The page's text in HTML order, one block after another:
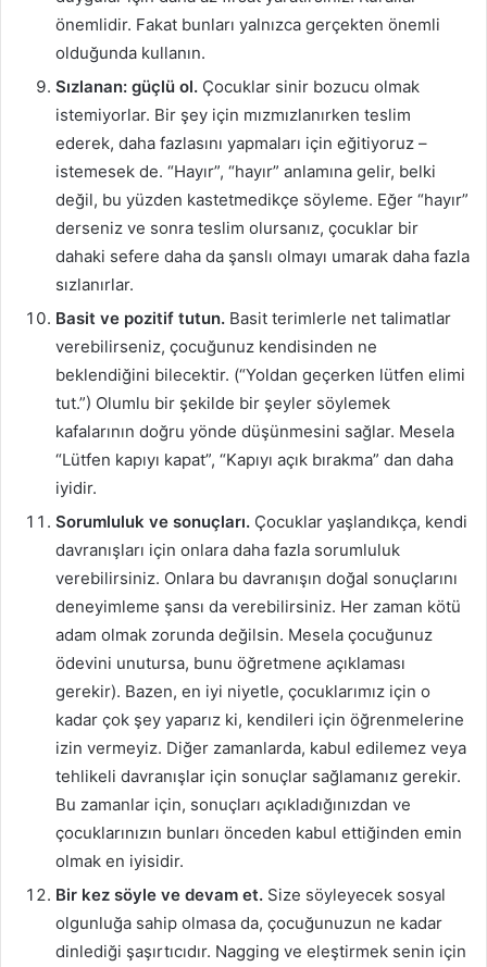
önemlidir. Fakat bunları yalnızca gerçekten önemli
olduğunda kullanın.
Sızlanan: güçlü ol. Çocuklar sinir bozucu olmak
istemiyorlar. Bir şey için mızmızlanırken teslim
ederek, daha fazlasını yapmaları için eğitiyoruz –
istemesek de. “Hayır”, “hayır” anlamına gelir, belki
değil, bu yüzden kastetmedikçe söyleme. Eğer “hayır”
derseniz ve sonra teslim olursanız, çocuklar bir
dahaki sefere daha da şanslı olmayı umarak daha fazla
sızlanırlar.
Basit ve pozitif tutun. Basit terimlerle net talimatlar
verebilirseniz, çocuğunuz kendisinden ne
beklendiğini bilecektir. (“Yoldan geçerken lütfen elimi
tut.”) Olumlu bir şekilde bir şeyler söylemek
kafalarının doğru yönde düşünmesini sağlar. Mesela
“Lütfen kapıyı kapat”, “Kapıyı açık bırakma” dan daha
iyidir.
Sorumluluk ve sonuçları. Çocuklar yaşlandıkça, kendi
davranışları için onlara daha fazla sorumluluk
verebilirsiniz. Onlara bu davranışın doğal sonuçlarını
deneyimleme şansı da verebilirsiniz. Her zaman kötü
adam olmak zorunda değilsin. Mesela çocuğunuz
ödevini unutursa, bunu öğretmene açıklaması
gerekir). Bazen, en iyi niyetle, çocuklarımız için o
kadar çok şey yaparız ki, kendileri için öğrenmelerine
izin vermeyiz. Diğer zamanlarda, kabul edilemez veya
tehlikeli davranışlar için sonuçlar sağlamanız gerekir.
Bu zamanlar için, sonuçları açıkladığınızdan ve
çocuklarınızın bunları önceden kabul ettiğinden emin
olmak en iyisidir.
Bir kez söyle ve devam et. Size söyleyecek sosyal
olgunluğa sahip olmasa da, çocuğunuzun ne kadar
dinlediği şaşırtıcıdır. Nagging ve eleştirmek senin için